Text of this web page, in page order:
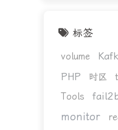
标签
volume
PHP 时区
Tools
monitor